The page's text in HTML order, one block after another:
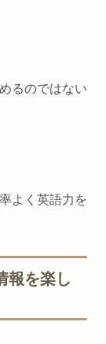
るのではない
よく英語力を
報を楽し